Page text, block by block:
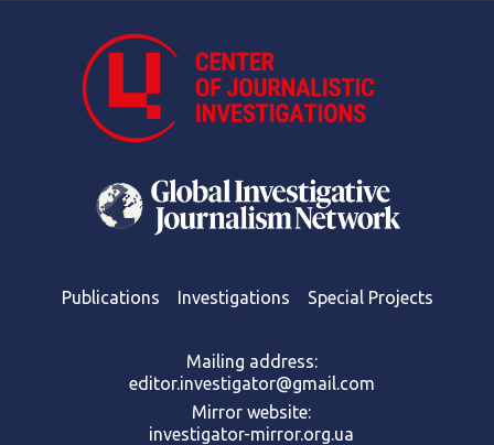
Publications Investigations Special Projects
Mailing address:
editor.investigator@gmail.com
Mirror website:
investigator-mirror.org.ua